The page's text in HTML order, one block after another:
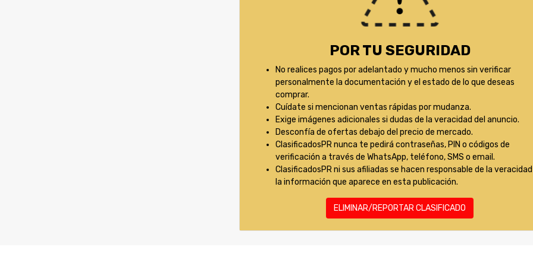
POR TU SEGURIDAD
No realices pagos por adelantado y mucho menos sin verificar
personalmente la documentación y el estado de lo que deseas
comprar.
Cuídate si mencionan ventas rápidas por mudanza.
Exige imágenes adicionales si dudas de la veracidad del anuncio.
Desconfía de ofertas debajo del precio de mercado.
ClasificadosPR nunca te pedirá contraseñas, PIN o códigos de
verificación a través de WhatsApp, teléfono, SMS o email.
ClasificadosPR ni sus afiliadas se hacen responsable de la
la información que aparece en esta publicación.
ELIMINAR/REPORTAR CLASIFICADO